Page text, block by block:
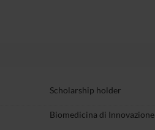
Scholarship holder
Biomedicina di Innovazione